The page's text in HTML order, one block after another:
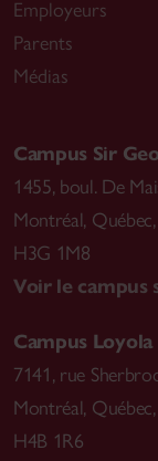
Employeurs
Parents
Médias
Campus Sir
1455, boul. De
Montréal,
H3G 1M8
Voir le campus
Campus Loyola
7141, rue
Montréal,
H4B 1R6